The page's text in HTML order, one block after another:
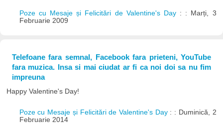
Poze cu Mesaje și Felicitări de Valentine's Day : : Marți, 3
Februarie 2009
Telefoane fara semnal, Facebook fara prieteni, YouTube
fara muzica. Insa si mai ciudat ar fi ca noi doi sa nu fim
impreuna
Happy Valentine's Day!
Poze cu Mesaje și Felicitări de Valentine's Day : : Duminică, 2
Februarie 2014